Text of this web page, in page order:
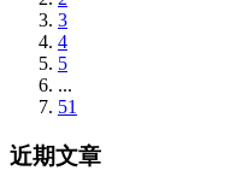
3
4
5
...
51
近期文章